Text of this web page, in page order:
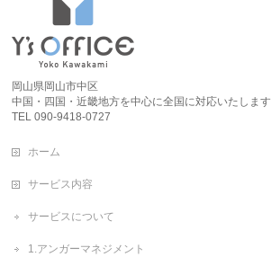
岡山県岡山市中区
中国・四国・近畿地方を中心に全国に対応いたします
TEL 090-9418-0727
ホーム
サービス内容
サービスについて
1.アンガーマネジメント